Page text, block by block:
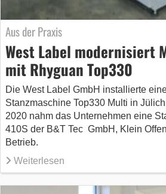
Aus der Praxis
West Label modernisiert
mit Rhyguan Top330
Die West Label GmbH installierte
Stanzmaschine Top330 Multi in
2020 nahm das Unternehmen eine
410S der B&T Tec GmbH, Klein
Betrieb.
Weiterlesen